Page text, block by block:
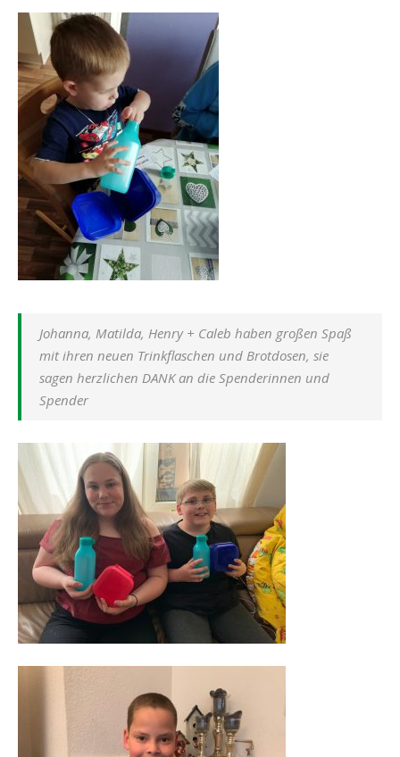
Johanna, Matilda, Henry + Caleb haben großen Spaß
mit ihren neuen Trinkflaschen und Brotdosen, sie
sagen herzlichen DANK an die Spenderinnen und
Spender